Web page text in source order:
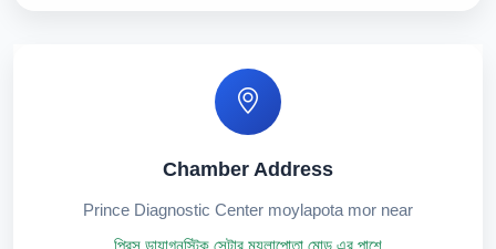
Chamber Address
Prince Diagnostic Center moylapota mor near
প্রিন্স ডায়াগনস্টিক সেন্টার ময়লাপোতা মোড় এর পাশে